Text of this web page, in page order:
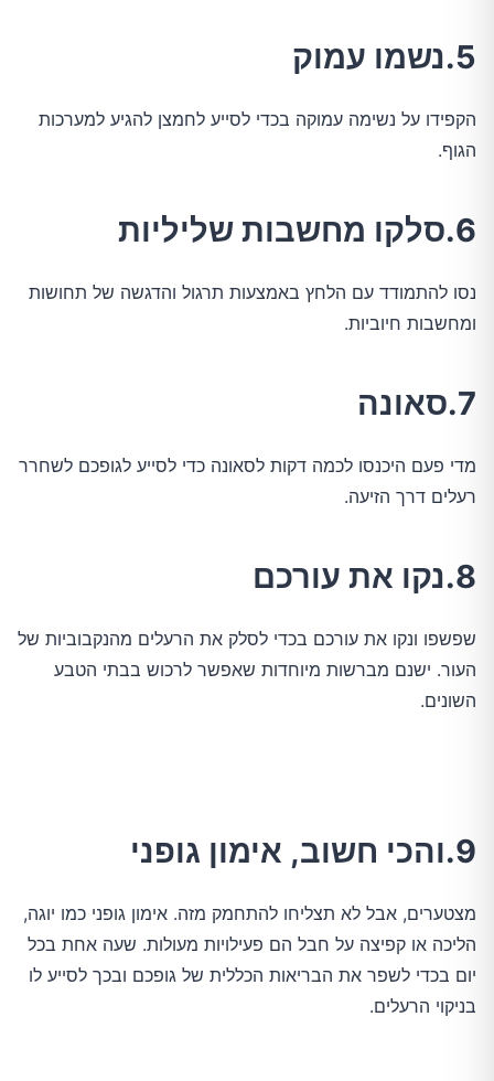
5.נשמו עמוק
הקפידו על נשימה עמוקה בכדי לסייע לחמצן להגיע למערכות
הגוף.
6.סלקו מחשבות שליליות
נסו להתמודד עם הלחץ באמצעות תרגול והדגשה של תחושות
ומחשבות חיוביות.
7.סאונה
מדי פעם היכנסו לכמה דקות לסאונה כדי לסייע לגופכם לשחרר
רעלים דרך הזיעה.
8.נקו את עורכם
שפשפו ונקו את עורכם בכדי לסלק את הרעלים מהנקבוביות של
העור. ישנם מברשות מיוחדות שאפשר לרכוש בבתי הטבע
השונים.
9.והכי חשוב, אימון גופני
מצטערים, אבל לא תצליחו להתחמק מזה. אימון גופני כמו יוגה,
הליכה או קפיצה על חבל הם פעילויות מעולות. שעה אחת בכל
יום בכדי לשפר את הבריאות הכללית של גופכם ובכך לסייע לו
בניקוי הרעלים.